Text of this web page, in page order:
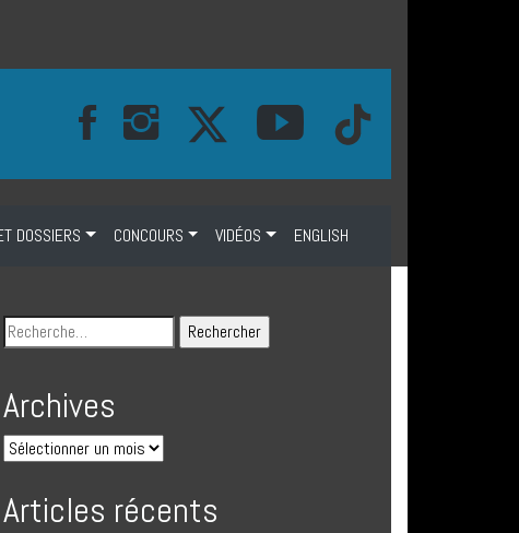
DOSSIERS CONCOURS VIDÉOS ENGLISH
Archives
Articles récents